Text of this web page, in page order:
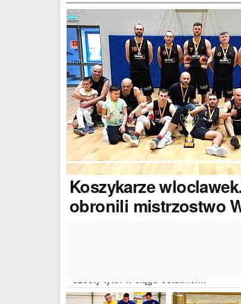
Koszykarze
obronili mistrzostwo